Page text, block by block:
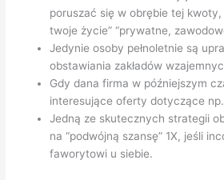
poruszać się w obrębie tej kwoty,
twoje życie” “prywatne,
Jedynie osoby pełnoletnie są
obstawiania zakładów
Gdy dana firma w późniejszym
interesujące oferty dotyczące np.
Jedną ze skutecznych strategii
na “podwójną szansę” 1X, jeśli
faworytowi u siebie.